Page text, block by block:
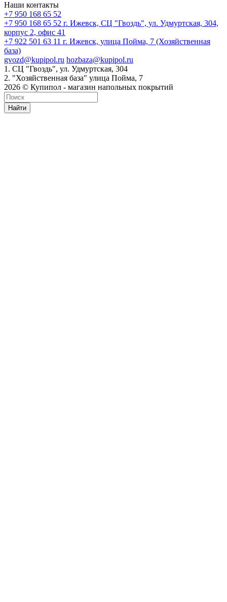
Наши контакты
+7 950 168 65 52
+7 950 168 65 52 г. Ижевск, СЦ "Гвоздь", ул. Удмуртская, 304,
корпус 2, офис 41
+7 922 501 63 11 г. Ижевск, улица Пойма, 7 (Хозяйственная
база)
gvozd@kupipol.ru hozbaza@kupipol.ru
1. СЦ "Гвоздь", ул. Удмуртская, 304
2. "Хозяйственная база" улица Пойма, 7
2026 © Купипол - магазин напольных покрытий
Найти